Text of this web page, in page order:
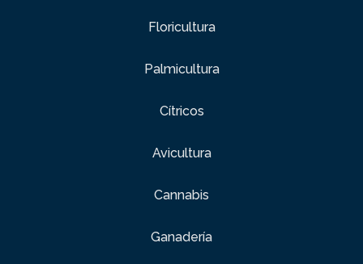
Floricultura
Palmicultura
Cítricos
Avicultura
Cannabis
Ganadería